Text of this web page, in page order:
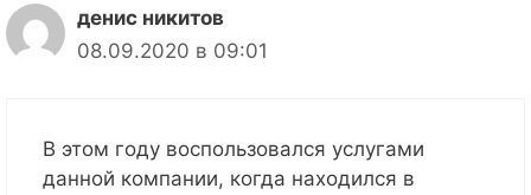
денис никитов
08.09.2020 в 09:01
В этом году воспользовался услугами
данной компании, когда находился в